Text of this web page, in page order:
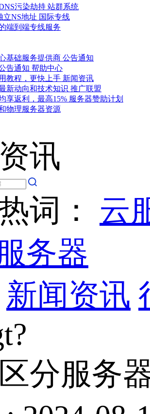
污染劫持 站群系统
立NS地址 国际专线
端到端专线服务
基础服务提供商 公告通知
告通知 帮助中心
教程，更快上手 新闻资讯
新动向和技术知识 推广联盟
享返利，最高15% 服务器赞助计划
物理服务器资源
讯
词： 云
务器
新闻资讯
分服务